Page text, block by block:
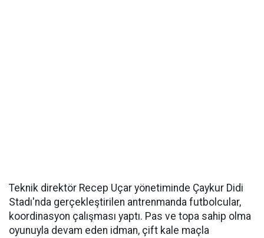
Teknik direktör Recep Uçar yönetiminde Çaykur Didi
Stadı'nda gerçekleştirilen antrenmanda futbolcular,
koordinasyon çalışması yaptı. Pas ve topa sahip olma
oyunuyla devam eden idman, çift kale maçla